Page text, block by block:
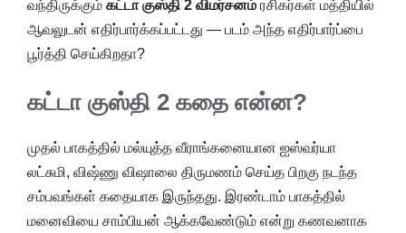
வந்திருக்கும் கட்டா குஸ்தி 2 விமர்சனம் ரசிகர்கள் மத்தியில்
ஆவலுடன் எதிர்பார்க்கப்பட்டது — படம் அந்த எதிர்பார்ப்பை
பூர்த்தி செய்கிறதா?
கட்டா குஸ்தி 2 கதை என்ன?
முதல் பாகத்தில் மல்யுத்த வீராங்கனையான ஐஸ்வர்யா
லட்சுமி, விஷ்ணு விஷாலை திருமணம் செய்த பிறகு நடந்த
சம்பவங்கள் கதையாக இருந்தது. இரண்டாம் பாகத்தில்
மனைவியை சாம்பியன் ஆக்கவேண்டும் என்று கணவனாக